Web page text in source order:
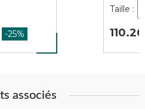
110.26
associés